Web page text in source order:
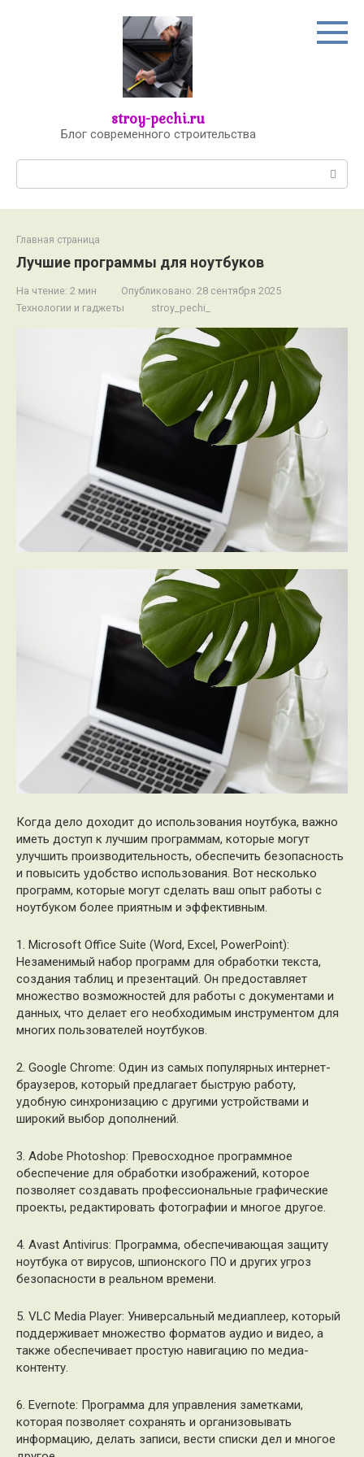
stroy-pechi.ru
Блог современного строительства
Главная страница
Лучшие программы для ноутбуков
На чтение: 2 мин Опубликовано: 28 сентября 2025
Технологии и гаджеты
stroy_pechi_
Когда дело доходит до использования ноутбука, важно
иметь доступ к лучшим программам, которые могут
улучшить производительность, обеспечить безопасность
и повысить удобство использования. Вот несколько
программ, которые могут сделать ваш опыт работы с
ноутбуком более приятным и эффективным.
1. Microsoft Office Suite (Word, Excel, PowerPoint):
Незаменимый набор программ для обработки текста,
создания таблиц и презентаций. Он предоставляет
множество возможностей для работы с документами и
данных, что делает его необходимым инструментом для
многих пользователей ноутбуков.
2. Google Chrome: Один из самых популярных интернет-
браузеров, который предлагает быструю работу,
удобную синхронизацию с другими устройствами и
широкий выбор дополнений.
3. Adobe Photoshop: Превосходное программное
обеспечение для обработки изображений, которое
позволяет создавать профессиональные графические
проекты, редактировать фотографии и многое другое.
4. Avast Antivirus: Программа, обеспечивающая защиту
ноутбука от вирусов, шпионского ПО и других угроз
безопасности в реальном времени.
5. VLC Media Player: Универсальный медиаплеер, который
поддерживает множество форматов аудио и видео, а
также обеспечивает простую навигацию по медиа-
контенту.
6. Evernote: Программа для управления заметками,
которая позволяет сохранять и организовывать
информацию, делать записи, вести списки дел и многое